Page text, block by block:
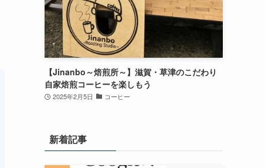
【Jinanbo～焙煎所～】滋賀・草津のこだわり
自家焙煎コーヒーを楽しもう
2025年2月5日 コーヒー
新着記事